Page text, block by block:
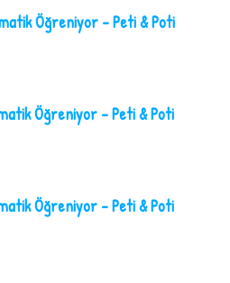
Öğreniyor – Peti & Poti
Öğreniyor – Peti & Poti
Öğreniyor – Peti & Poti